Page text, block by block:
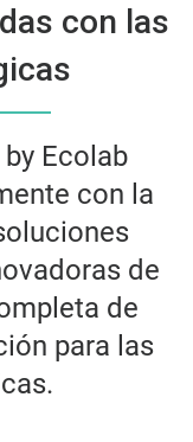
con las
Ecolab
con la
de
de
para las